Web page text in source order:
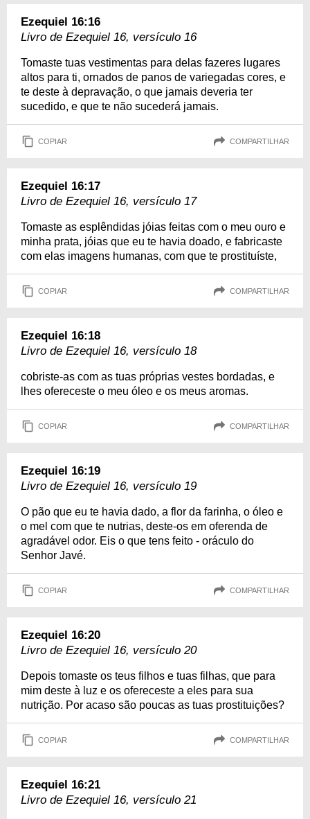
Ezequiel 16:16
Livro de Ezequiel 16, versículo 16
Tomaste tuas vestimentas para delas fazeres lugares
altos para ti, ornados de panos de variegadas cores, e
te deste à depravação, o que jamais deveria ter
sucedido, e que te não sucederá jamais.
COPIAR COMPARTILHAR
Ezequiel 16:17
Livro de Ezequiel 16, versículo 17
Tomaste as esplêndidas jóias feitas com o meu ouro e
minha prata, jóias que eu te havia doado, e fabricaste
com elas imagens humanas, com que te prostituíste,
COPIAR COMPARTILHAR
Ezequiel 16:18
Livro de Ezequiel 16, versículo 18
cobriste-as com as tuas próprias vestes bordadas, e
lhes ofereceste o meu óleo e os meus aromas.
COPIAR COMPARTILHAR
Ezequiel 16:19
Livro de Ezequiel 16, versículo 19
O pão que eu te havia dado, a flor da farinha, o óleo e
o mel com que te nutrias, deste-os em oferenda de
agradável odor. Eis o que tens feito - oráculo do
Senhor Javé.
COPIAR COMPARTILHAR
Ezequiel 16:20
Livro de Ezequiel 16, versículo 20
Depois tomaste os teus filhos e tuas filhas, que para
mim deste à luz e os ofereceste a eles para sua
nutrição. Por acaso são poucas as tuas prostituições?
COPIAR COMPARTILHAR
Ezequiel 16:21
Livro de Ezequiel 16, versículo 21